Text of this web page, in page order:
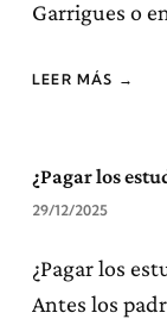
Garrigues o en
LEER MÁS →
¿Pagar los
29/12/2025
¿Pagar los
Antes los